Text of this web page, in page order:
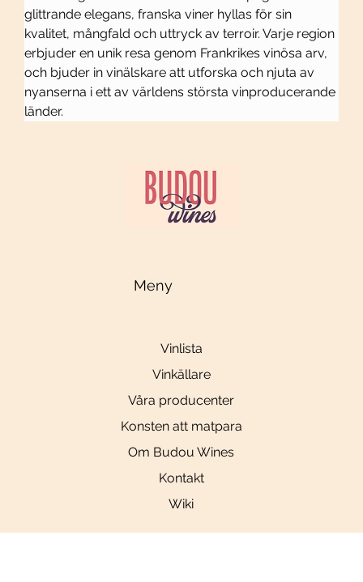
glittrande elegans, franska viner hyllas för sin
kvalitet, mångfald och uttryck av terroir. Varje region
erbjuder en unik resa genom Frankrikes vinösa arv,
och bjuder in vinälskare att utforska och njuta av
nyanserna i ett av världens största vinproducerande
länder.
Vinlista
Vinkällare
Våra producenter
Konsten att matpara
Om Budou Wines
Kontakt
Wiki
Meny